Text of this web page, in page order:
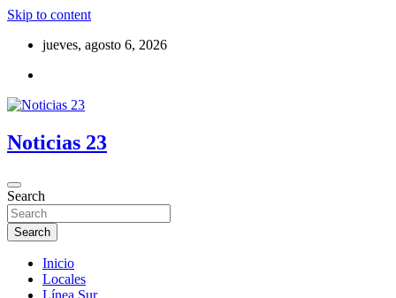
Skip to content
jueves, agosto 6, 2026
Noticias 23
Search
Search
Inicio
Locales
Línea Sur